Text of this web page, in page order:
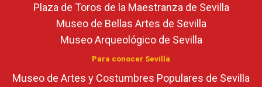
Plaza de Toros de la Maestranza de Sevilla
Museo de Bellas Artes de Sevilla
Museo Arqueológico de Sevilla
Para conocer Sevilla
Museo de Artes y Costumbres Populares de Sevilla